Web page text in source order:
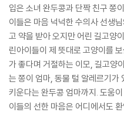
입은 소녀 완두콩과 단짝 친구 쫑
이들은 마음 넉넉한 수의사 선생
고 약을 받아 오지만 어린 길고양
린아이들이 제 뜻대로 고양이를
가 좋다며 거절하는 이모, 길고양
는 쫑이 엄마, 동물 털 알레르기가
키운다는 완두콩 엄마까지. 도움
이들의 선한 마음은 어디에서도